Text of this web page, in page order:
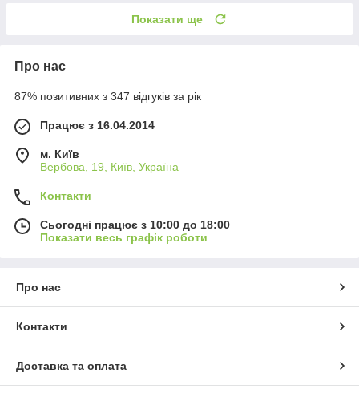
Показати ще
Про нас
87% позитивних з 347 відгуків за рік
Працює з 16.04.2014
м. Київ
Вербова, 19, Київ, Україна
Контакти
Сьогодні працює з 10:00 до 18:00
Показати весь графік роботи
Про нас
Контакти
Доставка та оплата